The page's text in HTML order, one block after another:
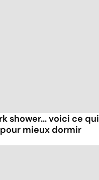
shower... voici ce qui
mieux dormir